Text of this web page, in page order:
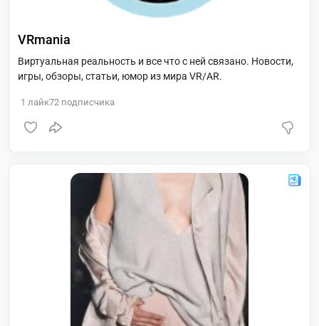
VRmania
Виртуальная реальность и все что с ней связано. Новости,
игры, обзоры, статьи, юмор из мира VR/AR.
1 лайк72 подписчика